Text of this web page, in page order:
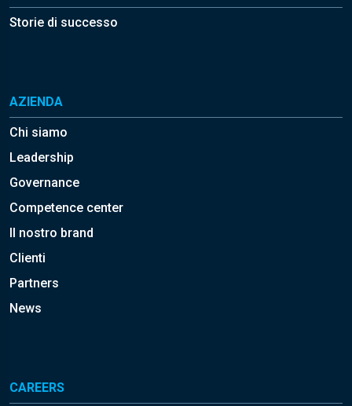
Storie di successo
AZIENDA
Chi siamo
Leadership
Governance
Competence center
Il nostro brand
Clienti
Partners
News
CAREERS